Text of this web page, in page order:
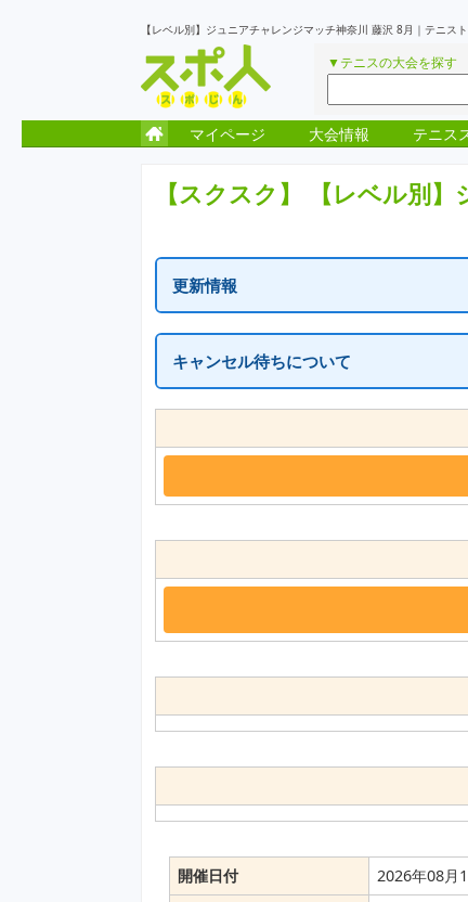
【レベル別】ジュニアチャレンジマッチ神奈川 藤沢 8月｜テニス
▼テニスの大会を探す
マイページ 大会情報 テニス
【スクスク】 【レベル別
更新情報
キャンセル待ちについて
開催日付 2026年08月